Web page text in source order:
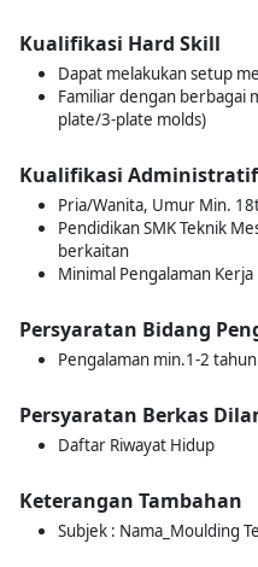
Kualifikasi Hard Skill
Dapat melakukan setup
Familiar dengan berbagai
plate/3-plate molds)
Kualifikasi Administratif
Pria/Wanita, Umur Min.
Pendidikan SMK Teknik
berkaitan
Minimal Pengalaman Kerja
Persyaratan Bidang
Pengalaman min.1-2
Persyaratan Berkas
Daftar Riwayat Hidup
Keterangan Tambahan
Subjek : Nama_Moulding